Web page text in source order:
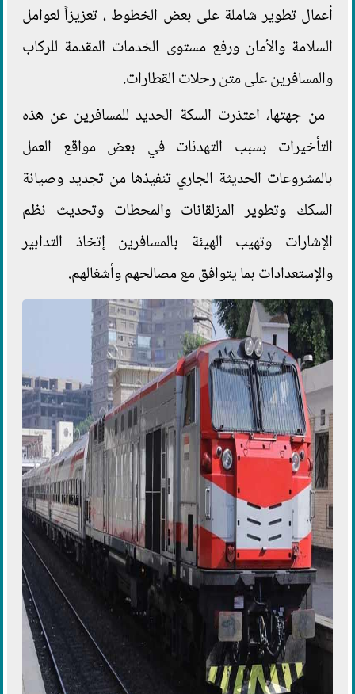
أعمال تطوير شاملة على بعض الخطوط ، تعزيزاً لعوامل
السلامة والأمان ورفع مستوى الخدمات المقدمة للركاب
والمسافرين على متن رحلات القطارات.
من جهتها، اعتذرت السكة الحديد للمسافرين عن هذه
التأخيرات بسبب التهدئات في بعض مواقع العمل
بالمشروعات الحديثة الجاري تنفيذها من تجديد وصيانة
السكك وتطوير المزلقانات والمحطات وتحديث نظم
الإشارات وتهيب الهيئة بالمسافرين إتخاذ التدابير
والإستعدادات بما يتوافق مع مصالحهم وأشغالهم.